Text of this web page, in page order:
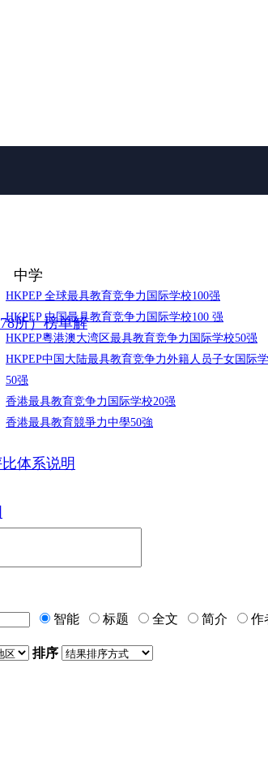
中学
HKPEP 全球最具教育竞争力国际学校100强
HKPEP 中国最具教育竞争力国际学校100 强
HKPEP粵港澳大湾区最具教育竞争力国际学校50强
HKPEP中国大陆最具教育竞争力外籍人员子女国际
50强
香港最具教育竞争力国际学校20强
香港最具教育競爭力中學50強
所）榜单解
体系说明
智能
标题 全文 简介
作
排序